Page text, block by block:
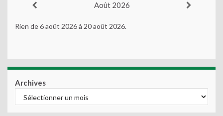
Août 2026
Rien de 6 août 2026 à 20 août 2026.
Archives